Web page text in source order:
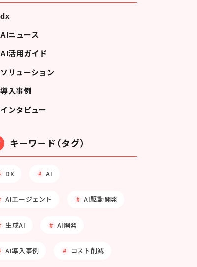
dx
AIニュース
AI活用ガイド
ソリューション
導入事例
インタビュー
キーワード（タグ）
DX AI
AIエージェント AI駆動開発
生成AI AI開発
AI導入事例 コスト削減